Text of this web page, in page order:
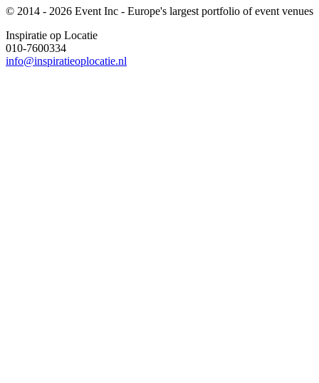
© 2014 - 2026 Event Inc - Europe's largest portfolio of event venues
Inspiratie op Locatie
010-7600334
info@inspiratieoplocatie.nl